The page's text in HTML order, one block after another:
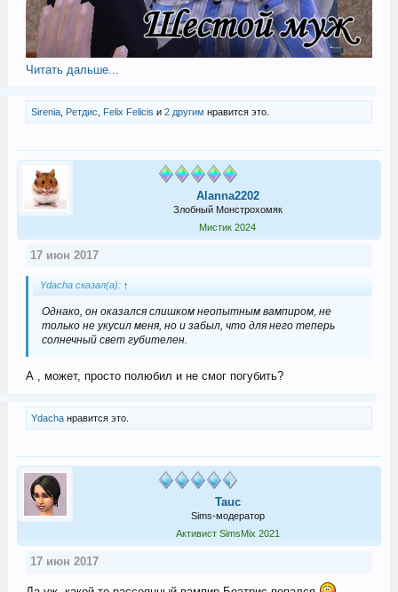
Читать дальше...
Sirenia, Ретдис Felix Felicis и 2 другим нравится это.
Alanna2202
Злобный Монстрохомяк
Мистик 2024
17 июн 2017
Ydacha сказал(а): ↑
Однако, он оказался слишком неопытным вампиром, не
только не укусил меня, но и забыл, что для него теперь
солнечный свет губителен.
А , может, просто полюбил и не смог погубить?
Ydachaнравится это.
Tauc
Sims-модератор
Активист SimsMix 2021
17 июн 2017